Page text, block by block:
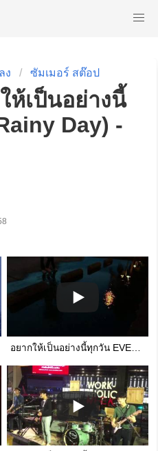
ง ซัมเมอร์ สต๊อป
ห้เป็นอย่างนี้
Day) -
อยากให้เป็นอย่างนี้ทุกวัน EVERY RAINY DAY - SUMMER STOP (Y while Exhibition ณ ขณะหนึ่ง)